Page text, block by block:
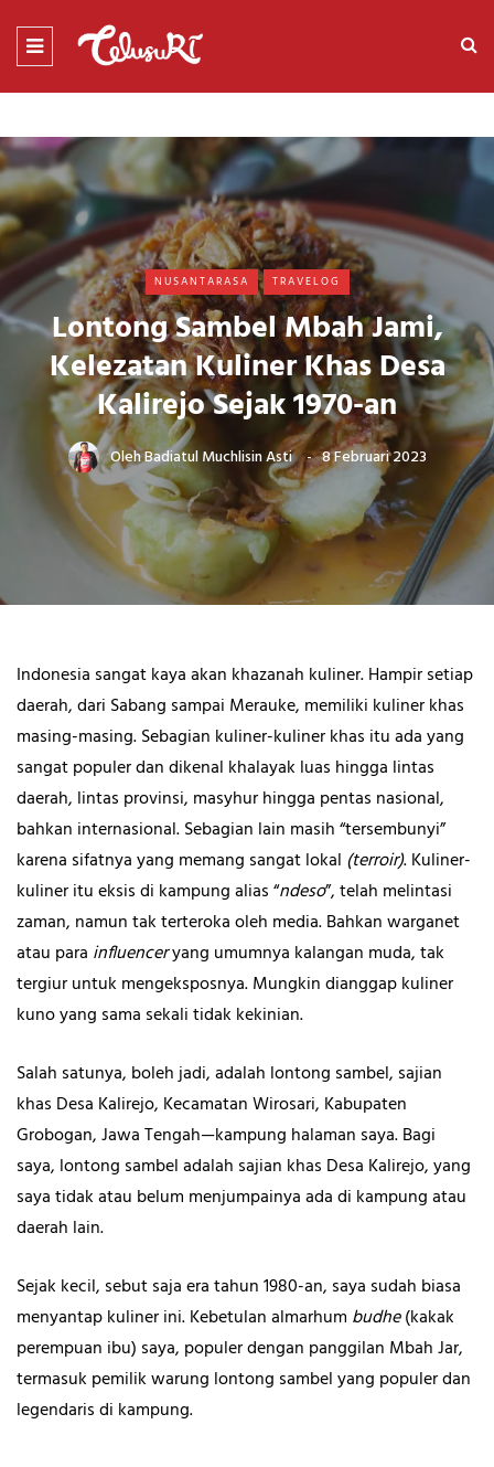
NUSANTARASA TRAVELOG
Lontong Sambel Mbah Jami,
Kelezatan Kuliner Khas Desa
Kalirejo Sejak 1970-an
OlehBadiatul Muchlisin Asti 8 Februari 2023
Indonesia sangat kaya akan khazanah kuliner. Hampir setiap
daerah, dari Sabang sampai Merauke, memiliki kuliner khas
masing-masing. Sebagian kuliner-kuliner khas itu ada yang
sangat populer dan dikenal khalayak luas hingga lintas
daerah, lintas provinsi, masyhur hingga pentas nasional,
bahkan internasional. Sebagian lain masih “tersembunyi”
karena sifatnya yang memang sangat lokal (terroir). Kuliner-
kuliner itu eksis di kampung alias “ndeso”, telah melintasi
zaman, namun tak terteroka oleh media. Bahkan warganet
atau para influenceryang umumnya kalangan muda, tak
tergiur untuk mengeksposnya. Mungkin dianggap kuliner
kuno yang sama sekali tidak kekinian.
Salah satunya, boleh jadi, adalah lontong sambel, sajian
khas Desa Kalirejo, Kecamatan Wirosari, Kabupaten
Grobogan, Jawa Tengah—kampung halaman saya. Bagi
saya, lontong sambel adalah sajian khas Desa Kalirejo, yang
saya tidak atau belum menjumpainya ada di kampung atau
daerah lain.
Sejak kecil, sebut saja era tahun 1980-an, saya sudah biasa
menyantap kuliner ini. Kebetulan almarhum budhe(kakak
perempuan ibu) saya, populer dengan panggilan Mbah Jar,
termasuk pemilik warung lontong sambel yang populer dan
legendaris di kampung.